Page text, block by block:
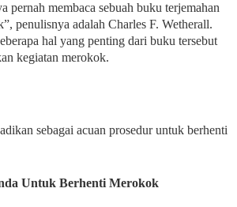
pernah membaca sebuah buku terjemahan
penulisnya adalah Charles F. Wetherall.
hal yang penting dari buku tersebut
kegiatan merokok.
sebagai acuan prosedur untuk berhenti
Untuk Berhenti Merokok